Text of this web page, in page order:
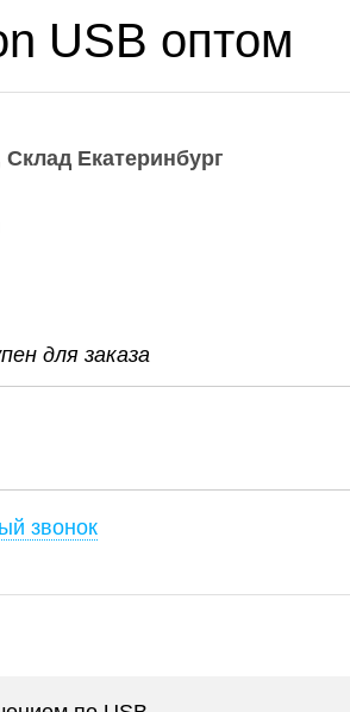
USB оптом
Склад Екатеринбург
для заказа
звонок